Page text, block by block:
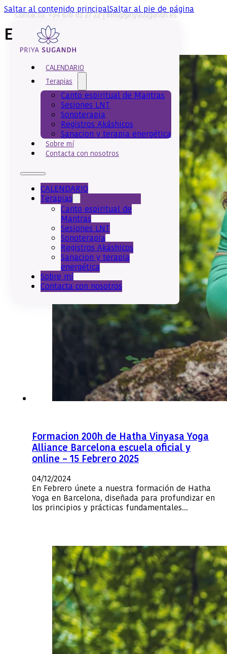
Saltar al contenido principalSaltar al pie de página
Contacto: +34 678 83 27 22 | info@priyasugandh.es
CALENDARIO
Terapias
Canto espiritual de Mantras
Sesiones LNT
Sonoterapia
Registros Akáshicos
Sanacion y terapia energética
Sobre mí
Contacta con nosotros
CALENDARIO
Terapias
Canto espiritual de
Mantras
Sesiones LNT
Sonoterapia
Registros Akáshicos
Sanacion y terapia
energética
Sobre mí
Contacta con nosotros
Etiqueta:
Formacion 200h de Hatha Vinyasa Yoga
Alliance Barcelona escuela oficial y
online – 15 Febrero 2025
04/12/2024
En Febrero únete a nuestra formación de Hatha
Yoga en Barcelona, diseñada para profundizar en
los principios y prácticas fundamentales…